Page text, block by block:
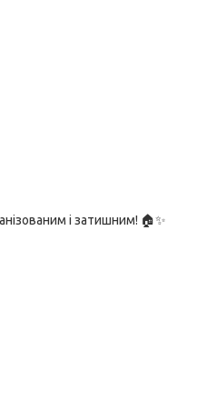
і затишним! 🏠✨